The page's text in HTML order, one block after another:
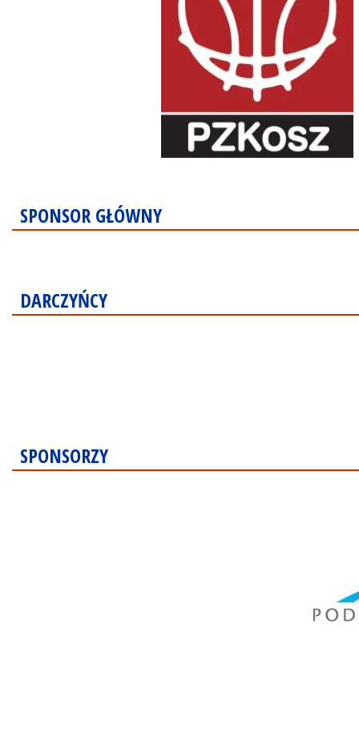
SPONSOR GŁÓWNY
DARCZYŃCY
SPONSORZY